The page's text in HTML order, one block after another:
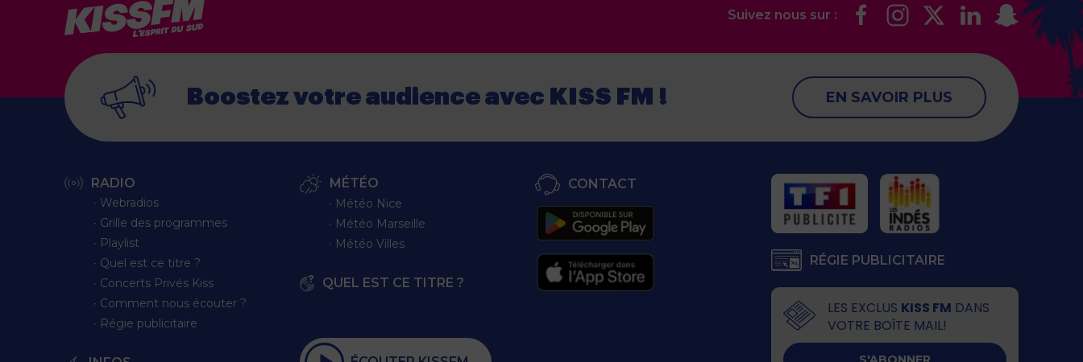
Suivez nous sur :
Boostez votre audience avec KISS FM ! EN SAVOIR PLUS
RADIO
∙ Webradios
∙ Grille des programmes
∙ Playlist
∙ Quel est ce titre ?
∙ Concerts Privés Kiss
∙ Comment nous écouter ?
∙ Régie publicitaire
MÉTÉO
∙ Météo Nice
∙ Météo Marseille
∙ Météo Villes
QUEL EST CE TITRE ?
CONTACT
RÉGIE PUBLICITAIRE
LES EXCLUS KISS FM DANS
VOTRE BOÎTE MAIL!